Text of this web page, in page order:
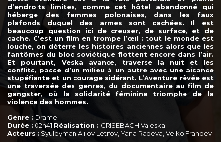
d’endroits limites, comme cet hôtel abandonné qui
héberge des femmes polonaises, dans les faux
plafonds duquel des armes sont cachées. Il est
beaucoup question ici de creuser, de surface, et de
cache. C’est un film en trompe l’œil : tout le monde est
louche, on déterre les histoires anciennes alors que les
fantômes du bloc soviétique flottent encore dans l’air.
Et pourtant, Veska avance, traverse la nuit et les
conflits, passe d’un milieu à un autre avec une aisance
stupéfiante et un courage sidérant. L’Aventure rêvée est
une traversée des genres, du documentaire au film de
gangster, où la solidarité féminine triomphe de la
violence des hommes.
Genre : Drame
Durée : 02h41 Réalisation : GRISEBACH Valeska
Acteurs : Syuleyman Alilov Letifov, Yana Radeva, Velko Frandev